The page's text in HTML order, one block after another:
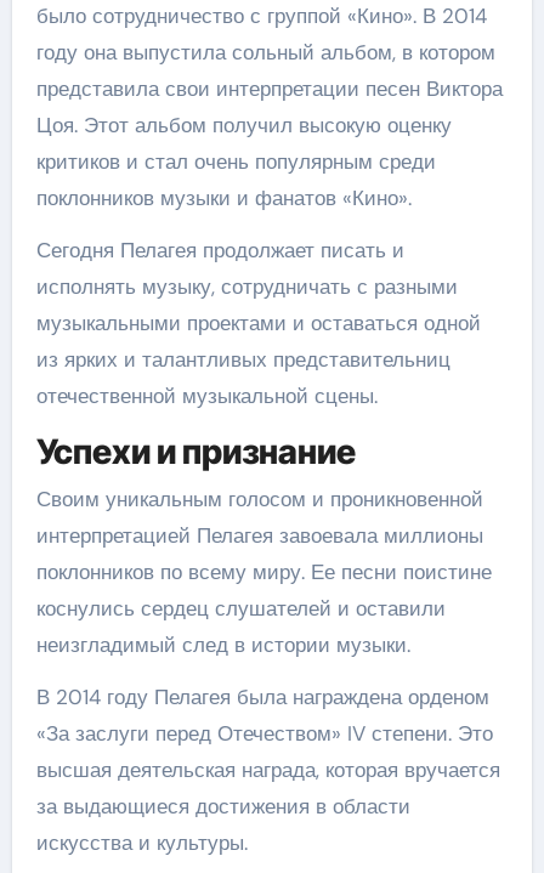
было сотрудничество с группой «Кино». В 2014
году она выпустила сольный альбом, в котором
представила свои интерпретации песен Виктора
Цоя. Этот альбом получил высокую оценку
критиков и стал очень популярным среди
поклонников музыки и фанатов «Кино».
Сегодня Пелагея продолжает писать и
исполнять музыку, сотрудничать с разными
музыкальными проектами и оставаться одной
из ярких и талантливых представительниц
отечественной музыкальной сцены.
Успехи и признание
Своим уникальным голосом и проникновенной
интерпретацией Пелагея завоевала миллионы
поклонников по всему миру. Ее песни поистине
коснулись сердец слушателей и оставили
неизгладимый след в истории музыки.
В 2014 году Пелагея была награждена орденом
«За заслуги перед Отечеством» IV степени. Это
высшая деятельская награда, которая вручается
за выдающиеся достижения в области
искусства и культуры.